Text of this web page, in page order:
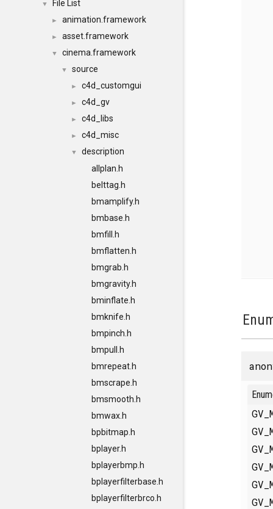
▼ File List
► animation.framework
► asset.framework
▼ cinema.framework
▼ source
► c4d_customgui
► c4d_gv
► c4d_libs
► c4d_misc
▼
description
allplan.h
belttag.h
bmamplify.h
bmbase.h
bmfill.h
bmflatten.h
bmgrab.h
bmgravity.h
bminflate.h
bmknife.h
bmpinch.h
bmpull.h
bmrepeat.h
bmscrape.h
bmsmooth.h
bmwax.h
bpbitmap.h
bplayer.h
bplayerbmp.h
bplayerfilterbase.h
bplayerfilterbrco.h